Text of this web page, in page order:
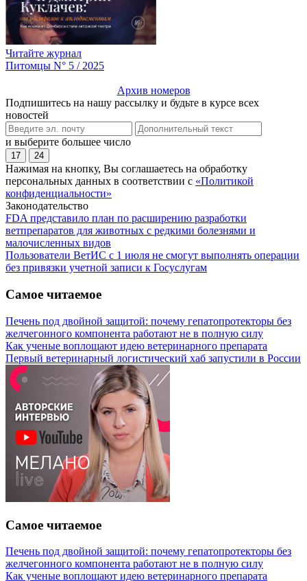
Читайте журнал
Питомцы N° 5 / 2025
Архив номеров
Подпишитесь на нашу рассылку и будьте в курсе всех
новостей
и выберите большее число
17 24
Нажимая на кнопку, Вы соглашаетесь на обработку
персональных данных в соответствии с «Политикой
конфиденциальности»
Законодательство
FDA представило план по расширению разработки
ветпрепаратов для животных с редкими болезнями и
малочисленных видов
Пользователи ВетИС с 1 июля не смогут выполнять операции
без привязки учетной записи к Госуслугам
Самое читаемое
Печень под двойной защитой: почему гепатопротекторы без
желчегонного компонента работают не в полную силу
Как ученые воплощают идею ветеринарного препарата
Первый ветеринарный логистический хаб запустили в России
Самое читаемое
Печень под двойной защитой: почему гепатопротекторы без
желчегонного компонента работают не в полную силу
Как ученые воплощают идею ветеринарного препарата